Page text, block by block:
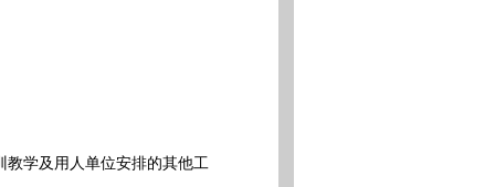
学及用人单位安排的其他工